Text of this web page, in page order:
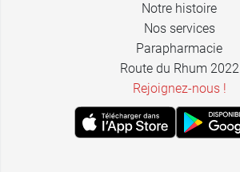
Notre histoire
Nos services
Parapharmacie
Route du Rhum 2022
Rejoignez-nous !